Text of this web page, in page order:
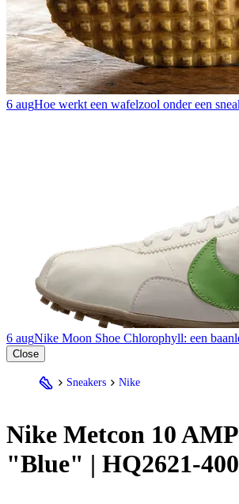
6 augHoe werkt een wafelzool onder een
6 augNike Moon Shoe Chlorophyll: een
Close
Sneakers Nike
Nike Metcon 10
"Blue" | HQ2621-400